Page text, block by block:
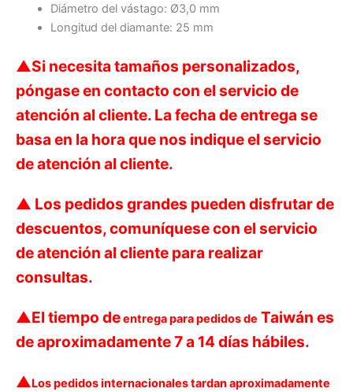
Diámetro del vástago: Ø3,0 mm
Longitud del diamante: 25 mm
▲Si necesita tamaños personalizados,
póngase en contacto con el servicio de
atención al cliente. La fecha de entrega se
basa en la hora que nos indique el servicio
de atención al cliente.
▲ Los pedidos grandes pueden disfrutar de
descuentos, comuníquese con el servicio
de atención al cliente para realizar
consultas.
▲El tiempo deentrega para pedidos de Taiwán es
de aproximadamente 7 a 14 días hábiles.
▲Los pedidos internacionales tardan aproximadamente